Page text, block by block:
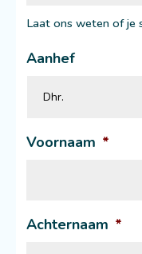
Laat ons weten of je
Aanhef
Voornaam *
Achternaam *